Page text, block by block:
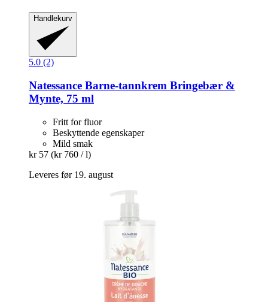
Handlekurv
5.0 (2)
Natessance Barne-​tannkrem Bringebær &
Mynte, 75 ml
Fritt for fluor
Beskyttende egenskaper
Mild smak
kr 57 (kr 760 / l)
Leveres før 19. august